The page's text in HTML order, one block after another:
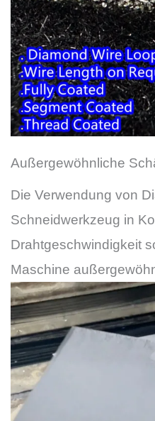
Außergewöhnliche
Die Verwendung von
Schneidwerkzeug in
Drahtgeschwindigkeit
Maschine